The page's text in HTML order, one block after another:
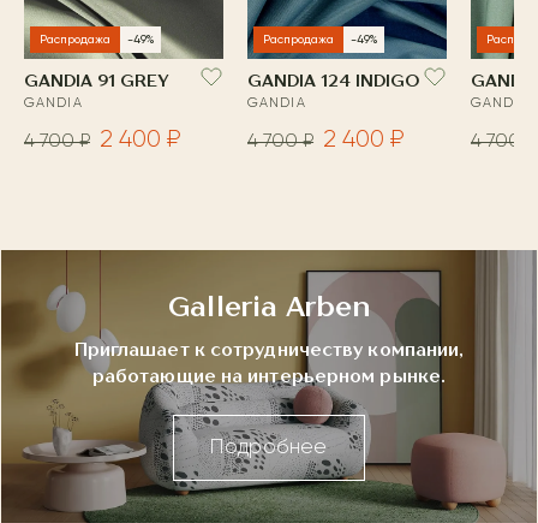
Распродажа -49%
GANDIA 91 GREY
GANDIA
4 700 ₽ 2 400 ₽
Распродажа -49%
GANDIA 124 INDIGO
GANDIA
4 700 ₽ 2 400 ₽
GANDIA
4 700 ₽
Galleria Arben
Приглашает к сотрудничеству компании,
работающие на интерьерном рынке.
Подробнее